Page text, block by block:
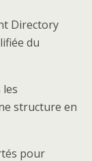
Directory
du
structure en
pour